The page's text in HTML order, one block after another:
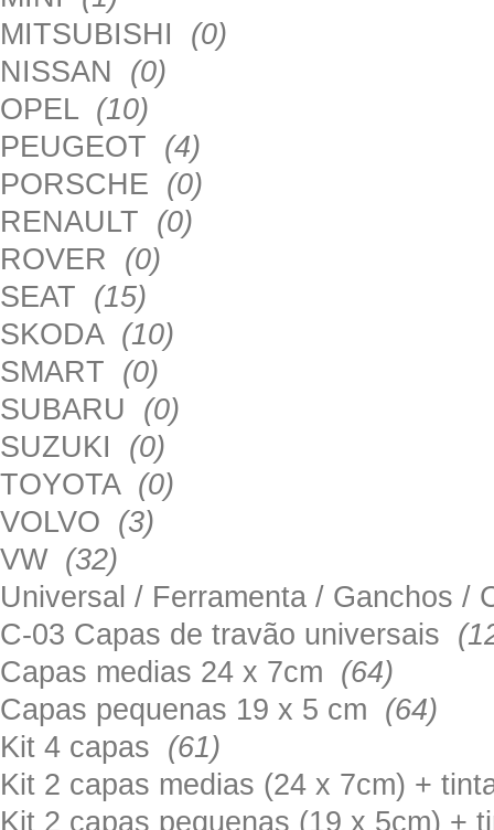
MITSUBISHI (0)
NISSAN (0)
OPEL (10)
PEUGEOT (4)
PORSCHE (0)
RENAULT (0)
ROVER (0)
SEAT (15)
SKODA (10)
SMART (0)
SUBARU (0)
SUZUKI (0)
TOYOTA (0)
VOLVO (3)
VW (32)
Universal / Ferramenta / Ganchos
C-03 Capas de travão universais
Capas medias 24 x 7cm (64)
Capas pequenas 19 x 5 cm (64)
Kit 4 capas (61)
Kit 2 capas medias (24 x 7cm) +
Kit 2 capas pequenas (19 x 5cm) +